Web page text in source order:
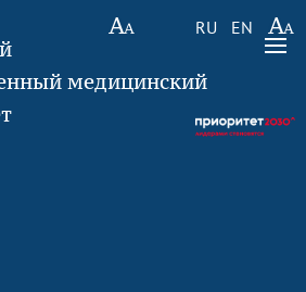
RU EN
медицинский